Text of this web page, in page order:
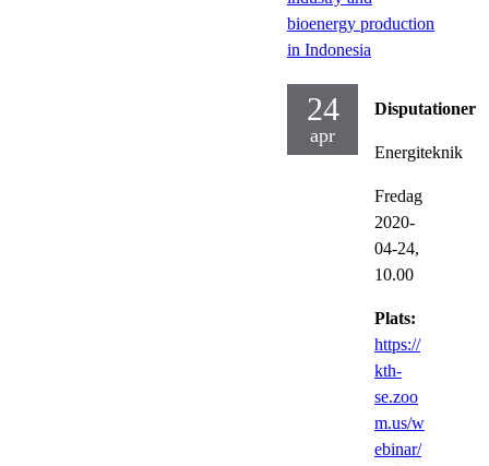
bioenergy production
in Indonesia
24
apr
Disputationer
Energiteknik
Fredag
2020-
04-24,
10.00
Plats:
https://
kth-
se.zoo
m.us/w
ebinar/